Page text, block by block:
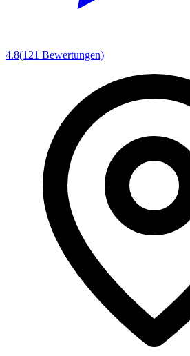
4.8(121 Bewertungen)